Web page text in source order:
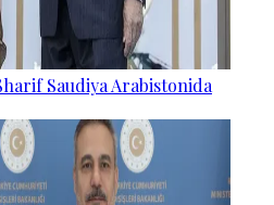
Saudiya Arabistonida